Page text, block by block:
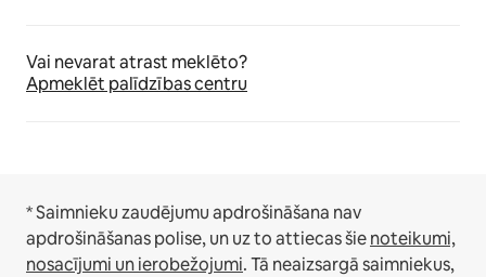
Vai nevarat atrast meklēto?
Apmeklēt palīdzības centru
* Saimnieku zaudējumu apdrošināšana nav
apdrošināšanas polise, un uz to attiecas šienoteikumi,
nosacījumi un ierobežojumi.Tā neaizsargā saimniekus,